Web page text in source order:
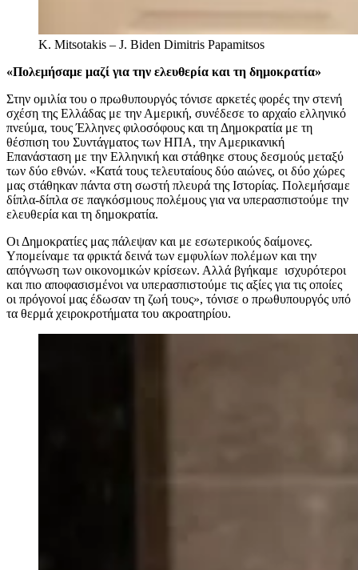
K. Mitsotakis – J. Biden Dimitris Papamitsos
«Πολεμήσαμε μαζί για την ελευθερία και τη δημοκρατία»
Στην ομιλία του ο πρωθυπουργός τόνισε αρκετές φορές την στενή
σχέση της Ελλάδας με την Αμερική, συνέδεσε το αρχαίο ελληνικό
πνεύμα, τους Έλληνες φιλοσόφους και τη Δημοκρατία με τη
θέσπιση του Συντάγματος των ΗΠΑ, την Αμερικανική
Επανάσταση με την Ελληνική και στάθηκε στους δεσμούς μεταξύ
των δύο εθνών. «Κατά τους τελευταίους δύο αιώνες, οι δύο χώρες
μας στάθηκαν πάντα στη σωστή πλευρά της Ιστορίας. Πολεμήσαμε
δίπλα-δίπλα σε παγκόσμιους πολέμους για να υπερασπιστούμε την
ελευθερία και τη δημοκρατία.
Οι Δημοκρατίες μας πάλεψαν και με εσωτερικούς δαίμονες.
Υπομείναμε τα φρικτά δεινά των εμφυλίων πολέμων και την
απόγνωση των οικονομικών κρίσεων. Αλλά βγήκαμε ισχυρότεροι
και πιο αποφασισμένοι να υπερασπιστούμε τις αξίες για τις οποίες
οι πρόγονοί μας έδωσαν τη ζωή τους», τόνισε ο πρωθυπουργός υπό
τα θερμά χειροκροτήματα του ακροατηρίου.